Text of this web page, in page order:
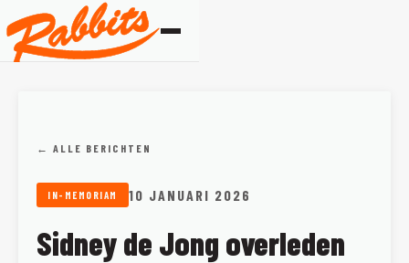
← ALLE BERICHTEN
IN-MEMORIAM 10 JANUARI 2026
Sidney de Jong overleden